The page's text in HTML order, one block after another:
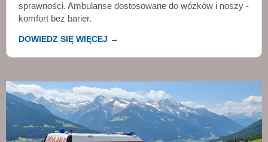
sprawności. Ambulanse dostosowane do wózków i noszy -
komfort bez barier.
DOWIEDZ SIĘ WIĘCEJ →